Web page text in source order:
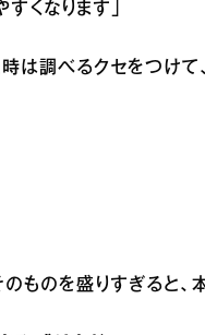
くなります」
は調べるクセをつけて
ものを盛りすぎると